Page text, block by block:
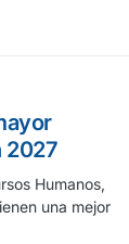
2027
Humanos,
una mejor